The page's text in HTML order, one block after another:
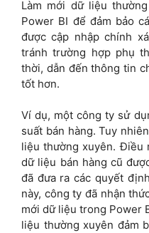
Làm mới dữ liệu
Power BI để đảm bảo
được cập nhập chính
tránh trường hợp phụ
thời, dẫn đến thông tin
tốt hơn.
Ví dụ, một công ty sử
suất bán hàng. Tuy
liệu thường xuyên. Điều
dữ liệu bán hàng cũ
đã đưa ra các quyết
này, công ty đã nhận
mới dữ liệu trong Power
liệu thường xuyên đảm